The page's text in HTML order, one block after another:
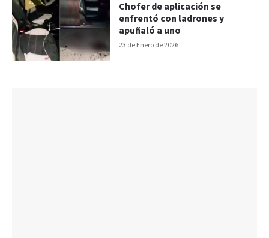
23 de Enero de 2026
Chofer de aplicación se
enfrentó con ladrones y
apuñaló a uno